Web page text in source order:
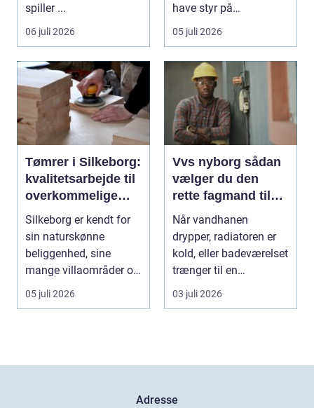
spiller ...
06 juli 2026
have styr på
nedpakning, tunge
05 juli 2026
Tømrer i Silkeborg:
kvalitetsarbejde til
overkommelige
priser
Silkeborg er kendt for
sin naturskønne
beliggenhed, sine
mange villaområder og
en bland...
05 juli 2026
Vvs nyborg sådan
vælger du den
rette fagmand til
opgaven
Når vandhanen
drypper, radiatoren er
kold, eller badeværelset
trænger til en
gennemgribende
03 juli 2026
Adresse